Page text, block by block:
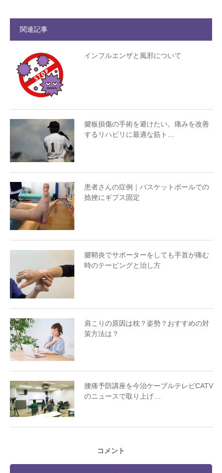
関連記事
インフルエンザと風邪について
腱板損傷の手術を避けたい。痛みを改善
するリハビリに最適な筋ト…
患者さんの症例｜バスケットボールでの
捻挫にギプス固定
腱鞘炎でサポーターをしても手首が痛む
時のテーピングと治し方
肩こりの原因は枕？姿勢？おすすめの対
策方法は？
腰痛予防講座を今治ケーブルテレビCATV
のニュースで取り上げ…
コメント